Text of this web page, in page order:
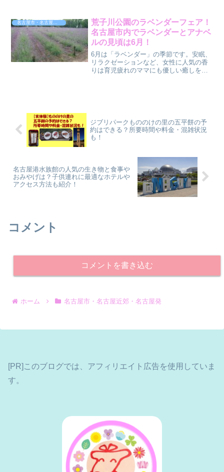
れています。大須商店街の歴史は、今か
ら約400年前、江戸...
荒子川公園のラベンダーフェア！
名古屋市内でラベンダーとアナベ
ルの見頃は6月！
6月は「ラベンダー」の季節です。安眠、
リラクゼーションなど、女性に人気の香
りは育児疲れのママにも優しい癒しをも
ジブリパークもののけの里の五平餅の予
約はできる？所要時間や料金・混雑状況
も！
名古屋港水族館の人気の生き物と食事や
おみやげは？子供連れに最適なホテルや
アクセス方法も紹介！
コメント
コメントを書き込む
ホーム 名古屋市・名古屋近郊・名古屋発
[PR]このブログでは、アフィリエイト広告を使用していま
す。